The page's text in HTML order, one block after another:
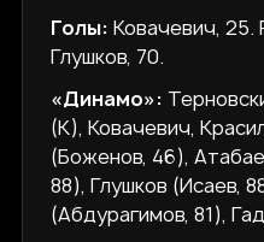
Голы: Ковачевич, 25.
Глушков, 70.
«Динамо»:
(К), Ковачевич,
(Боженов, 46),
88), Глушков (Исаев,
(Абдурагимов, 81),